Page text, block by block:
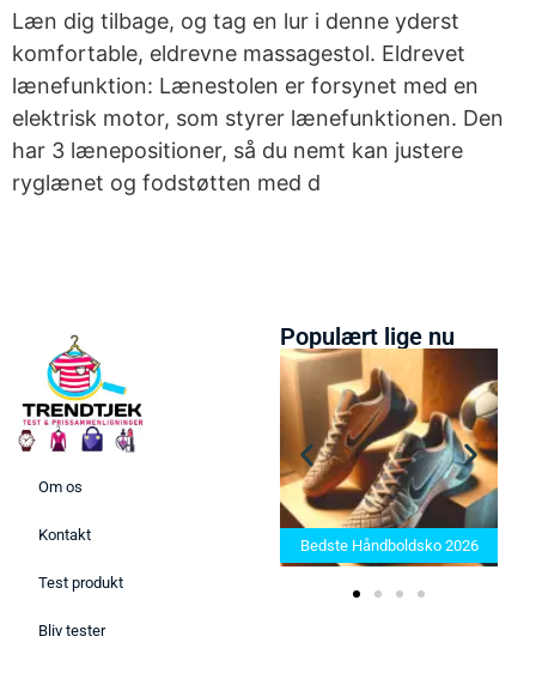
Læn dig tilbage, og tag en lur i denne yderst
komfortable, eldrevne massagestol. Eldrevet
lænefunktion: Lænestolen er forsynet med en
elektrisk motor, som styrer lænefunktionen. Den
har 3 lænepositioner, så du nemt kan justere
ryglænet og fodstøtten med d
Om os
Kontakt
Test produkt
Bliv tester
Populært lige nu
Bedste Saunatæppe 2025 –
Find de bedste produkter her!
Bedste Håndboldsko 2026